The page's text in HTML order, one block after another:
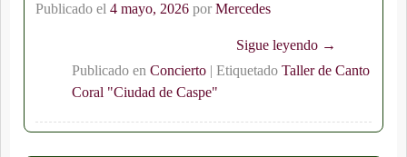
Publicado el 4 mayo, 2026 por Mercedes
Sigue leyendo →
Publicado en Concierto| Etiquetado Taller de Canto
Coral "Ciudad de Caspe"